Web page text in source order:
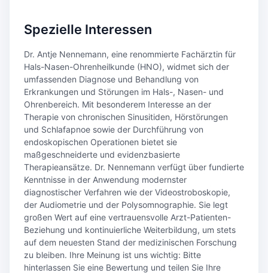
Spezielle Interessen
Dr. Antje Nennemann, eine renommierte Fachärztin für
Hals-Nasen-Ohrenheilkunde (HNO), widmet sich der
umfassenden Diagnose und Behandlung von
Erkrankungen und Störungen im Hals-, Nasen- und
Ohrenbereich. Mit besonderem Interesse an der
Therapie von chronischen Sinusitiden, Hörstörungen
und Schlafapnoe sowie der Durchführung von
endoskopischen Operationen bietet sie
maßgeschneiderte und evidenzbasierte
Therapieansätze. Dr. Nennemann verfügt über fundierte
Kenntnisse in der Anwendung modernster
diagnostischer Verfahren wie der Videostroboskopie,
der Audiometrie und der Polysomnographie. Sie legt
großen Wert auf eine vertrauensvolle Arzt-Patienten-
Beziehung und kontinuierliche Weiterbildung, um stets
auf dem neuesten Stand der medizinischen Forschung
zu bleiben. Ihre Meinung ist uns wichtig: Bitte
hinterlassen Sie eine Bewertung und teilen Sie Ihre